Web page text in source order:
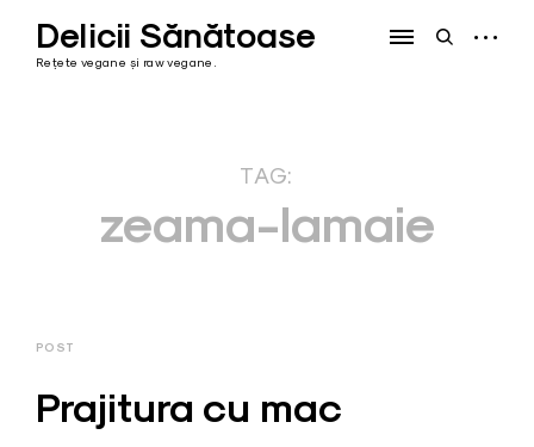
contentDelicii Sănătoase
Rețete vegane și raw vegane.
openopen
TAG:
zeama-lamaie
POST
Prajitura cu mac